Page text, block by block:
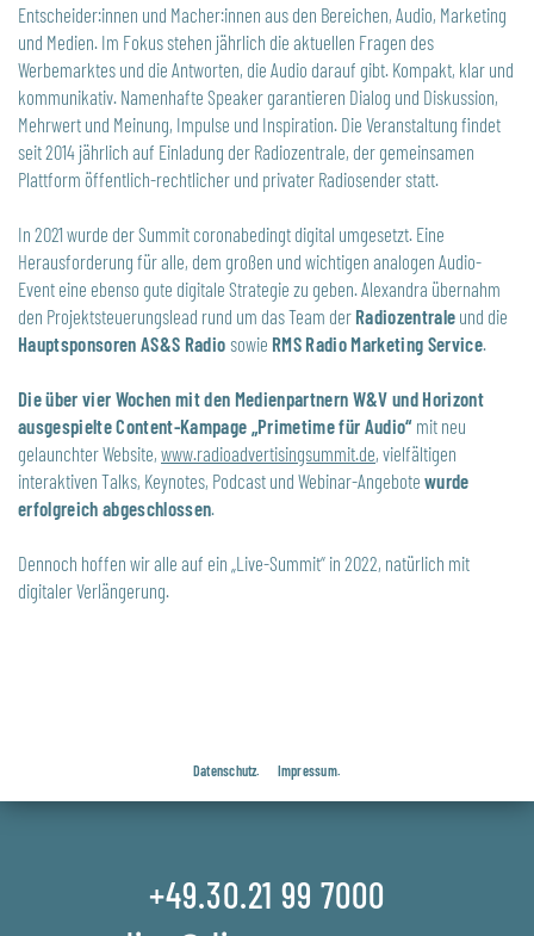
Entscheider:innen und Macher:innen aus den Bereichen, Audio, Marketing
und Medien. Im Fokus stehen jährlich die aktuellen Fragen des
Werbemarktes und die Antworten, die Audio darauf gibt. Kompakt, klar und
kommunikativ. Namenhafte Speaker garantieren Dialog und Diskussion,
Mehrwert und Meinung, Impulse und Inspiration. Die Veranstaltung findet
seit 2014 jährlich auf Einladung der Radiozentrale, der gemeinsamen
Plattform öffentlich-rechtlicher und privater Radiosender statt.
In 2021 wurde der Summit coronabedingt digital umgesetzt. Eine
Herausforderung für alle, dem großen und wichtigen analogen Audio-
Event eine ebenso gute digitale Strategie zu geben. Alexandra übernahm
den Projektsteuerungslead rund um das Team der Radiozentrale und die
Hauptsponsoren AS&S Radio sowie RMS Radio Marketing Service.
Die über vier Wochen mit den Medienpartnern W&V und Horizont
ausgespielte Content-Kampage „Primetime für Audio“mit neu
gelaunchter Website, www.radioadvertisingsummit.de, vielfältigen
interaktiven Talks, Keynotes, Podcast und Webinar-Angebote wurde
erfolgreich abgeschlossen.
Dennoch hoffen wir alle auf ein „Live-Summit“ in 2022, natürlich mit
digitaler Verlängerung.
Datenschutz. Impressum.
+49.30.21 99 7000